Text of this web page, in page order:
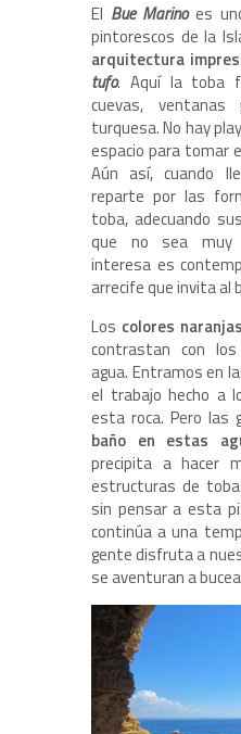
El Bue Marino es
pintorescos de la
arquitectura
tufo. Aquí la toba
cuevas, ventanas
turquesa. No hay
espacio para tomar
Aún así, cuando
reparte por las
toba, adecuando
que no sea muy
interesa es
arrecife que invita al
Los colores
contrastan con
agua. Entramos en
el trabajo hecho a
esta roca. Pero las
baño en estas
precipita a hacer
estructuras de
sin pensar a esta
continúa a una
gente disfruta a
se aventuran a